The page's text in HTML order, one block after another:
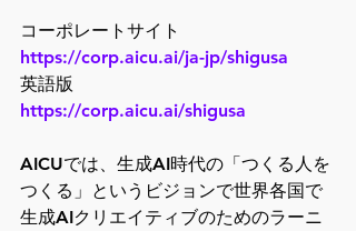
コーポレートサイト
https://corp.aicu.ai/ja-jp/shigusa
英語版
https://corp.aicu.ai/shigusa
AICUでは、生成AI時代の「つくる人を
つくる」というビジョンで世界各国で
生成AIクリエイティブのためのラーニ